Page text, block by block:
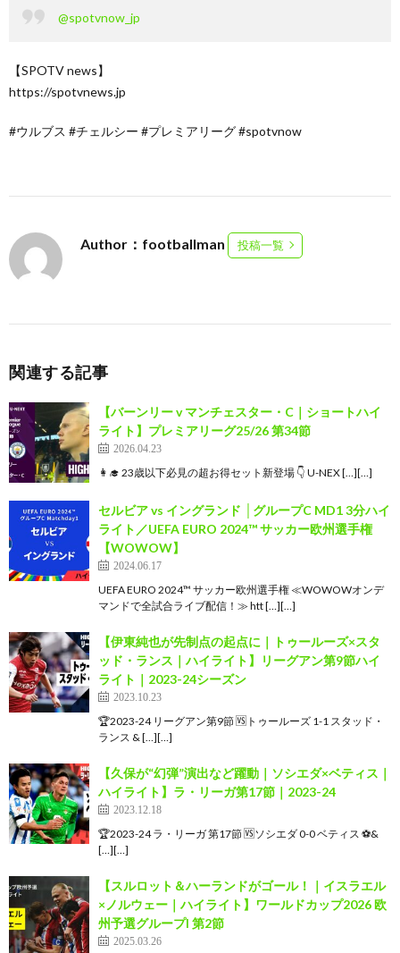
@spotvnow_jp
【SPOTV news】
https://spotvnews.jp
#ウルブス #チェルシー #プレミアリーグ #spotvnow
Author：footballman 投稿一覧
関連する記事
【バーンリー v マンチェスター・C｜ショートハイ
ライト】プレミアリーグ25/26 第34節
2026.04.23
👩‍🎓 23歳以下必見の超お得セット新登場 👇 U-NEX […][…]
セルビア vs イングランド │グループC MD1 3分ハイ
ライト／UEFA EURO 2024™ サッカー欧州選手権
【WOWOW】
2024.06.17
UEFA EURO 2024™ サッカー欧州選手権 ≪WOWOWオンデ
マンドで全試合ライブ配信！≫ htt […][…]
【伊東純也が先制点の起点に｜トゥールーズ×スタ
ッド・ランス｜ハイライト】リーグアン第9節ハイ
ライト｜2023-24シーズン
2023.10.23
🏆2023-24 リーグアン第9節 🆚トゥールーズ 1-1 スタッド・
ランス & […][…]
【久保が“幻弾”演出など躍動｜ソシエダ×ベティス｜
ハイライト】ラ・リーガ第17節｜2023-24
2023.12.18
🏆2023-24 ラ・リーガ 第17節 🆚ソシエダ 0-0 ベティス ⚽&
[…][…]
【スルロット＆ハーランドがゴール！｜イスラエル
×ノルウェー｜ハイライト】ワールドカップ2026 欧
州予選グループI 第2節
2025.03.26